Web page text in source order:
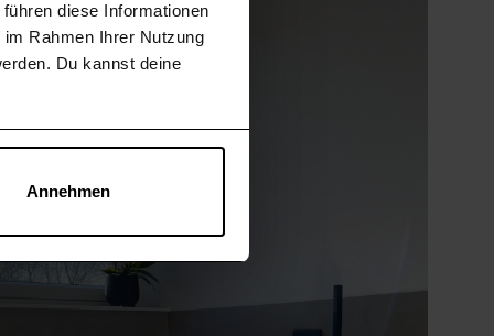
diese Informationen
Rahmen Ihrer Nutzung
Du kannst deine
Annehmen
Lichtspiel